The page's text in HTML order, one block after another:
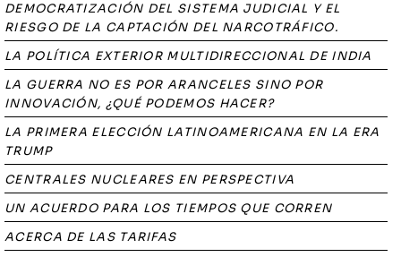
DEMOCRATIZACIÓN DEL SISTEMA JUDICIAL Y EL
RIESGO DE LA CAPTACIÓN DEL NARCOTRÁFICO.
LA POLÍTICA EXTERIOR MULTIDIRECCIONAL DE INDIA
LA GUERRA NO ES POR ARANCELES SINO POR
INNOVACIÓN, ¿QUÉ PODEMOS HACER?
LA PRIMERA ELECCIÓN LATINOAMERICANA EN LA ERA
TRUMP
CENTRALES NUCLEARES EN PERSPECTIVA
UN ACUERDO PARA LOS TIEMPOS QUE CORREN
ACERCA DE LAS TARIFAS